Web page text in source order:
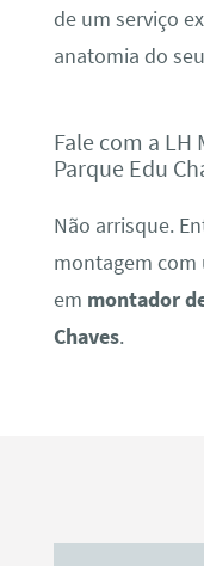
de um serviço
anatomia do
Fale com a LH
Parque Edu
Não arrisque.
montagem com
em montador
Chaves.